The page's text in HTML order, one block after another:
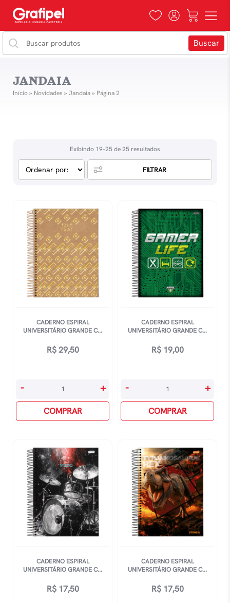
JANDAIA
Início» Novidades » Jandaia» Página 2
Exibindo 19–25 de 25 resultados
FILTRAR
CADERNO ESPIRAL
UNIVERSITÁRIO GRANDE C...
R$29,50
Caderno
Universitário
Grande
Dura
Folhas
Kraft
Gold
Estampas
Sortidas
- +
COMPRAR
CADERNO ESPIRAL
UNIVERSITÁRIO GRANDE C...
R$19,00
Caderno
Universitário
Grande
Dura
Folhas
Player
Estampas
Sortidas
- +
COMPRAR
CADERNO ESPIRAL
UNIVERSITÁRIO GRANDE C...
R$17,50
CADERNO ESPIRAL
UNIVERSITÁRIO GRANDE C...
R$17,50